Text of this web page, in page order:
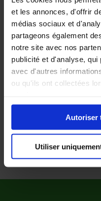
et les annonces, d'offrir
médias sociaux et
partageons également
notre site avec nos
publicité et d'analyse,
avec d'autres
ou qu'ils ont collectées
Autoriser
Utiliser